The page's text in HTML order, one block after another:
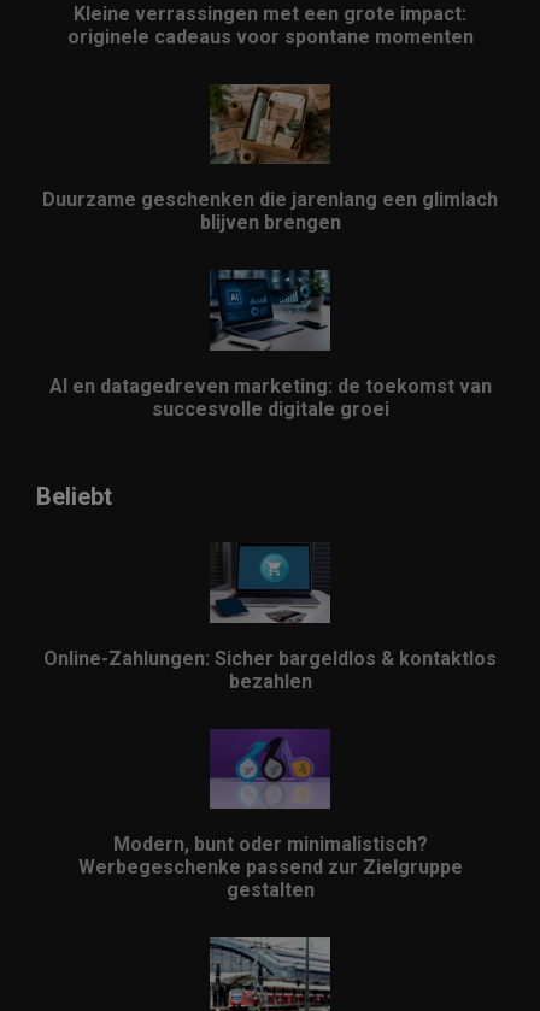
Kleine verrassingen met een grote impact:
originele cadeaus voor spontane momenten
Duurzame geschenken die jarenlang een glimlach
blijven brengen
AI en datagedreven marketing: de toekomst van
succesvolle digitale groei
Beliebt
Online-Zahlungen: Sicher bargeldlos & kontaktlos
bezahlen
Modern, bunt oder minimalistisch?
Werbegeschenke passend zur Zielgruppe
gestalten